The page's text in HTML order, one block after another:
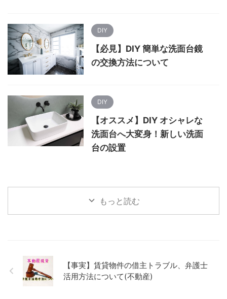
DIY
【必見】DIY 簡単な洗面台鏡
の交換方法について
DIY
【オススメ】DIY オシャレな
洗面台へ大変身！新しい洗面
台の設置
もっと読む
【事実】賃貸物件の借主トラブル、弁護士
活用方法について(不動産)